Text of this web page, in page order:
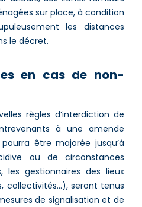
sur place, à condition
les distances
le décret.
en cas de non-
règles d’interdiction de
à une amende
être majorée jusqu’à
ou de circonstances
les gestionnaires des lieux
collectivités…), seront tenus
de signalisation et de